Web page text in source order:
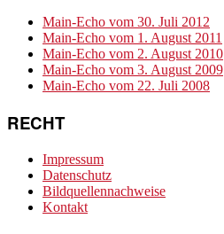
Main-Echo vom 30. Juli 2012
Main-Echo vom 1. August 2011
Main-Echo vom 2. August 2010
Main-Echo vom 3. August 2009
Main-Echo vom 22. Juli 2008
RECHT
Impressum
Datenschutz
Bildquellennachweise
Kontakt